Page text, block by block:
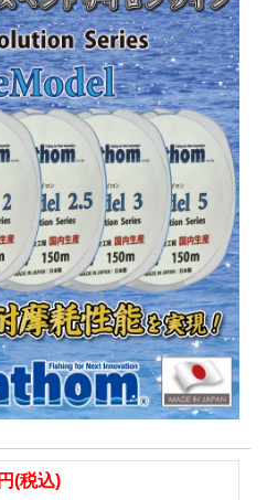
(税込)